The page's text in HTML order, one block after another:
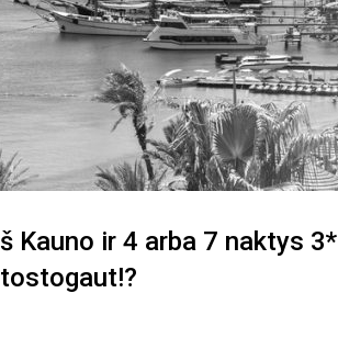
Kauno ir 4 arba 7 naktys 3*